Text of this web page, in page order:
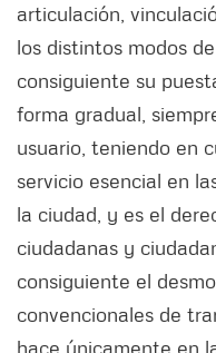
articulación,
los distintos modos
consiguiente su
forma gradual,
usuario, teniendo en
servicio esencial en
la ciudad, y es el
ciudadanas y
consiguiente el
convencionales de
hace únicamente en